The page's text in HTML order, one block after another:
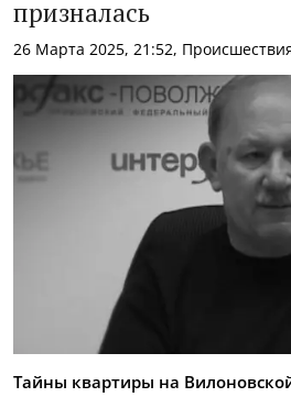
призналась
26 Марта 2025, 21:52,
Тайны квартиры на